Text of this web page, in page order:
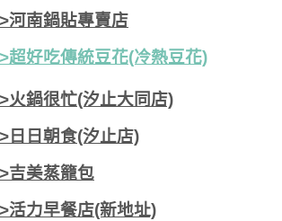
河南鍋貼專賣店
超好吃傳統豆花(冷熱豆花)
火鍋很忙(汐止大同店)
日日朝食(汐止店)
吉美蒸籠包
活力早餐店(新地址)